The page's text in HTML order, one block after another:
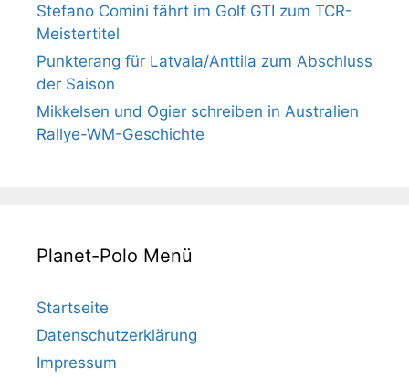
Stefano Comini fährt im Golf GTI zum TCR-
Meistertitel
Punkterang für Latvala/Anttila zum Abschluss
der Saison
Mikkelsen und Ogier schreiben in Australien
Rallye-WM-Geschichte
Planet-Polo Menü
Startseite
Datenschutzerklärung
Impressum